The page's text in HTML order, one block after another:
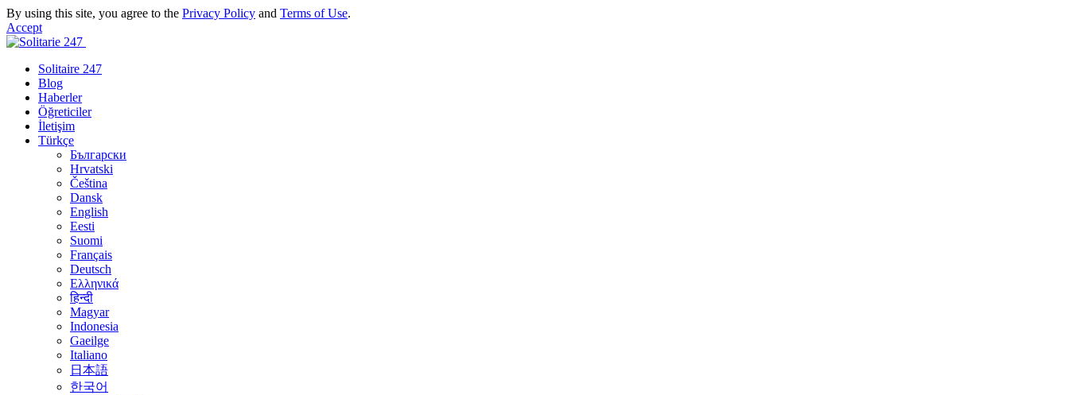
By using this site, you agree to the Privacy Policy and Terms of Use.
Accept
Solitaire 247
Blog
Haberler
Öğreticiler
İletişim
Türkçe
Български
Hrvatski
Čeština
Dansk
English
Eesti
Suomi
Français
Deutsch
Ελληνικά
हिन्दी
Magyar
Indonesia
Gaeilge
Italiano
日本語
한국어